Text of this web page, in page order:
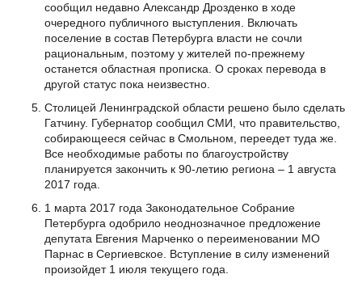
сообщил недавно Александр Дрозденко в ходе
очередного публичного выступления. Включать
поселение в состав Петербурга власти не сочли
рациональным, поэтому у жителей по-прежнему
останется областная прописка. О сроках перевода в
другой статус пока неизвестно.
Столицей Ленинградской области решено было сделать
Гатчину. Губернатор сообщил СМИ, что правительство,
собирающееся сейчас в Смольном, переедет туда же.
Все необходимые работы по благоустройству
планируется закончить к 90-летию региона – 1 августа
2017 года.
1 марта 2017 года Законодательное Собрание
Петербурга одобрило неоднозначное предложение
депутата Евгения Марченко о переименовании МО
Парнас в Сергиевское. Вступление в силу изменений
произойдет 1 июля текущего года.